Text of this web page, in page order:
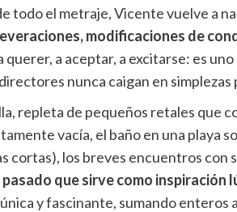
todo el metraje, Vicente vuelve a
modificaciones de
a aceptar, a excitarse: es
nunca caigan en
repleta de pequeños retales que
vacía, el baño en una playa
cortas), los breves encuentros con
que sirve como inspiración
y fascinante, sumando enteros